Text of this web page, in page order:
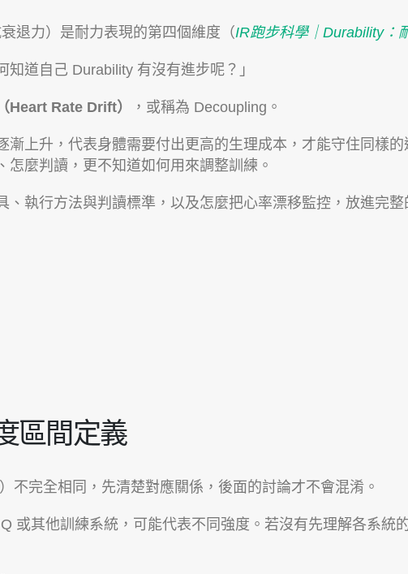
退力）是耐力表現的第四個維度（IR跑步科學｜Durability：
道自己 Durability 有沒有進步呢？」
Heart Rate Drift） ，或稱為 Decoupling。
漸上升，代表身體需要付出更高的生理成本，才能守住同樣
麼判讀，更不知道如何用來調整訓練。
、執行方法與判讀標準，以及怎麼把心率漂移監控，放進完
區間定義
不完全相同，先清楚對應關係，後面的討論才不會混淆。
或其他訓練系統，可能代表不同強度。若沒有先理解各系統